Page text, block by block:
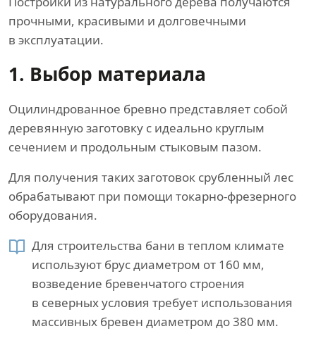
прочными, красивыми и долговечными
в эксплуатации.
1. Выбор материала
Оцилиндрованное бревно представляет собой
деревянную заготовку с идеально круглым
сечением и продольным стыковым пазом.
Для получения таких заготовок срубленный лес
обрабатывают при помощи токарно-фрезерного
оборудования.
Для строительства бани в теплом климате
используют брус диаметром от 160 мм,
возведение бревенчатого строения
в северных условия требует использования
массивных бревен диаметром до 380 мм.